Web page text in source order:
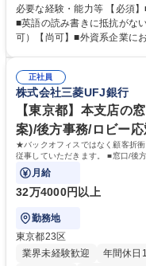
バックオフィス業務からスタ
できる環境です。 ■日常経理、月次および年次決算サポート業務 ■本国
（グローバル）との英文メー
業務をお任せします。残業も
を進めやすく定着率の高い環境です。 募集職種 東京【経
出社程度のリモート中心/残
必要な経験・能力等 【必須
■英語の読み書きに抵抗がな
可）【尚可】■外資系企業に
【働き方について】現在は週
ライフバランスを重視する方
談可）。【求める人物像】
社内外と円滑にコミュニケー
歴・資格 学歴：大学院 大学
正社員
株式会社三菱UFJ銀行
【東京都】本支店の
案)/後方事務/ロビー
★バックオフィスではなく顧客折
従事していただきます。 ■窓口/後
客様対応
月給
32万4000円以上
勤務地
東京都23区
業界未経験歓迎
年間休日